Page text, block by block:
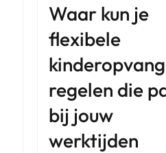
Waar kun je
flexibele
kinderopvang
regelen die
bij jouw
werktijden